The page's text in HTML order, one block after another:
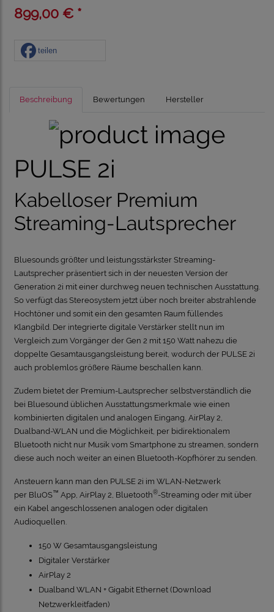
899,00 € *
teilen
Beschreibung Bewertungen Hersteller
PULSE 2i
Kabelloser Premium
Streaming-Lautsprecher
Bluesounds größter und leistungsstärkster Streaming-
Lautsprecher präsentiert sich in der neuesten Version der
Generation 2i mit einer durchweg neuen technischen Ausstattung.
So verfügt das Stereosystem jetzt über noch breiter abstrahlende
Hochtöner und somit ein den gesamten Raum füllendes
Klangbild. Der integrierte digitale Verstärker stellt nun im
Vergleich zum Vorgänger der Gen 2 mit 150 Watt nahezu die
doppelte Gesamtausgangsleistung bereit, wodurch der PULSE 2i
auch problemlos größere Räume beschallen kann.
Zudem bietet der Premium-Lautsprecher selbstverständlich die
bei Bluesound üblichen Ausstattungsmerkmale wie einen
kombinierten digitalen und analogen Eingang, AirPlay 2,
Dualband-WLAN und die Möglichkeit, per bidirektionalem
Bluetooth nicht nur Musik vom Smartphone zu streamen, sondern
diese auch noch weiter an einen Bluetooth-Kopfhörer zu senden.
Ansteuern kann man den PULSE 2i im WLAN-Netzwerk
per BluOS™ App , AirPlay 2, Bluetooth®-Streaming oder mit über
ein Kabel angeschlossenen analogen oder digitalen
Audioquellen.
150 W Gesamtausgangsleistung
Digitaler Verstärker
AirPlay 2
Dualband WLAN + Gigabit Ethernet (Download
Netzwerkleitfaden)